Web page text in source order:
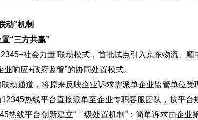
动”机制
“三方共赢”
社会力量”联动模式，首批试点引入京东物流、
业响应+政府监管”的协同处置模式。
动通道，将原来反映企业诉求需派单企业监管单位
热线平台直接派单至企业专职客服团队，按平台
热线平台创新建立“二级处置机制”：简单诉求由企